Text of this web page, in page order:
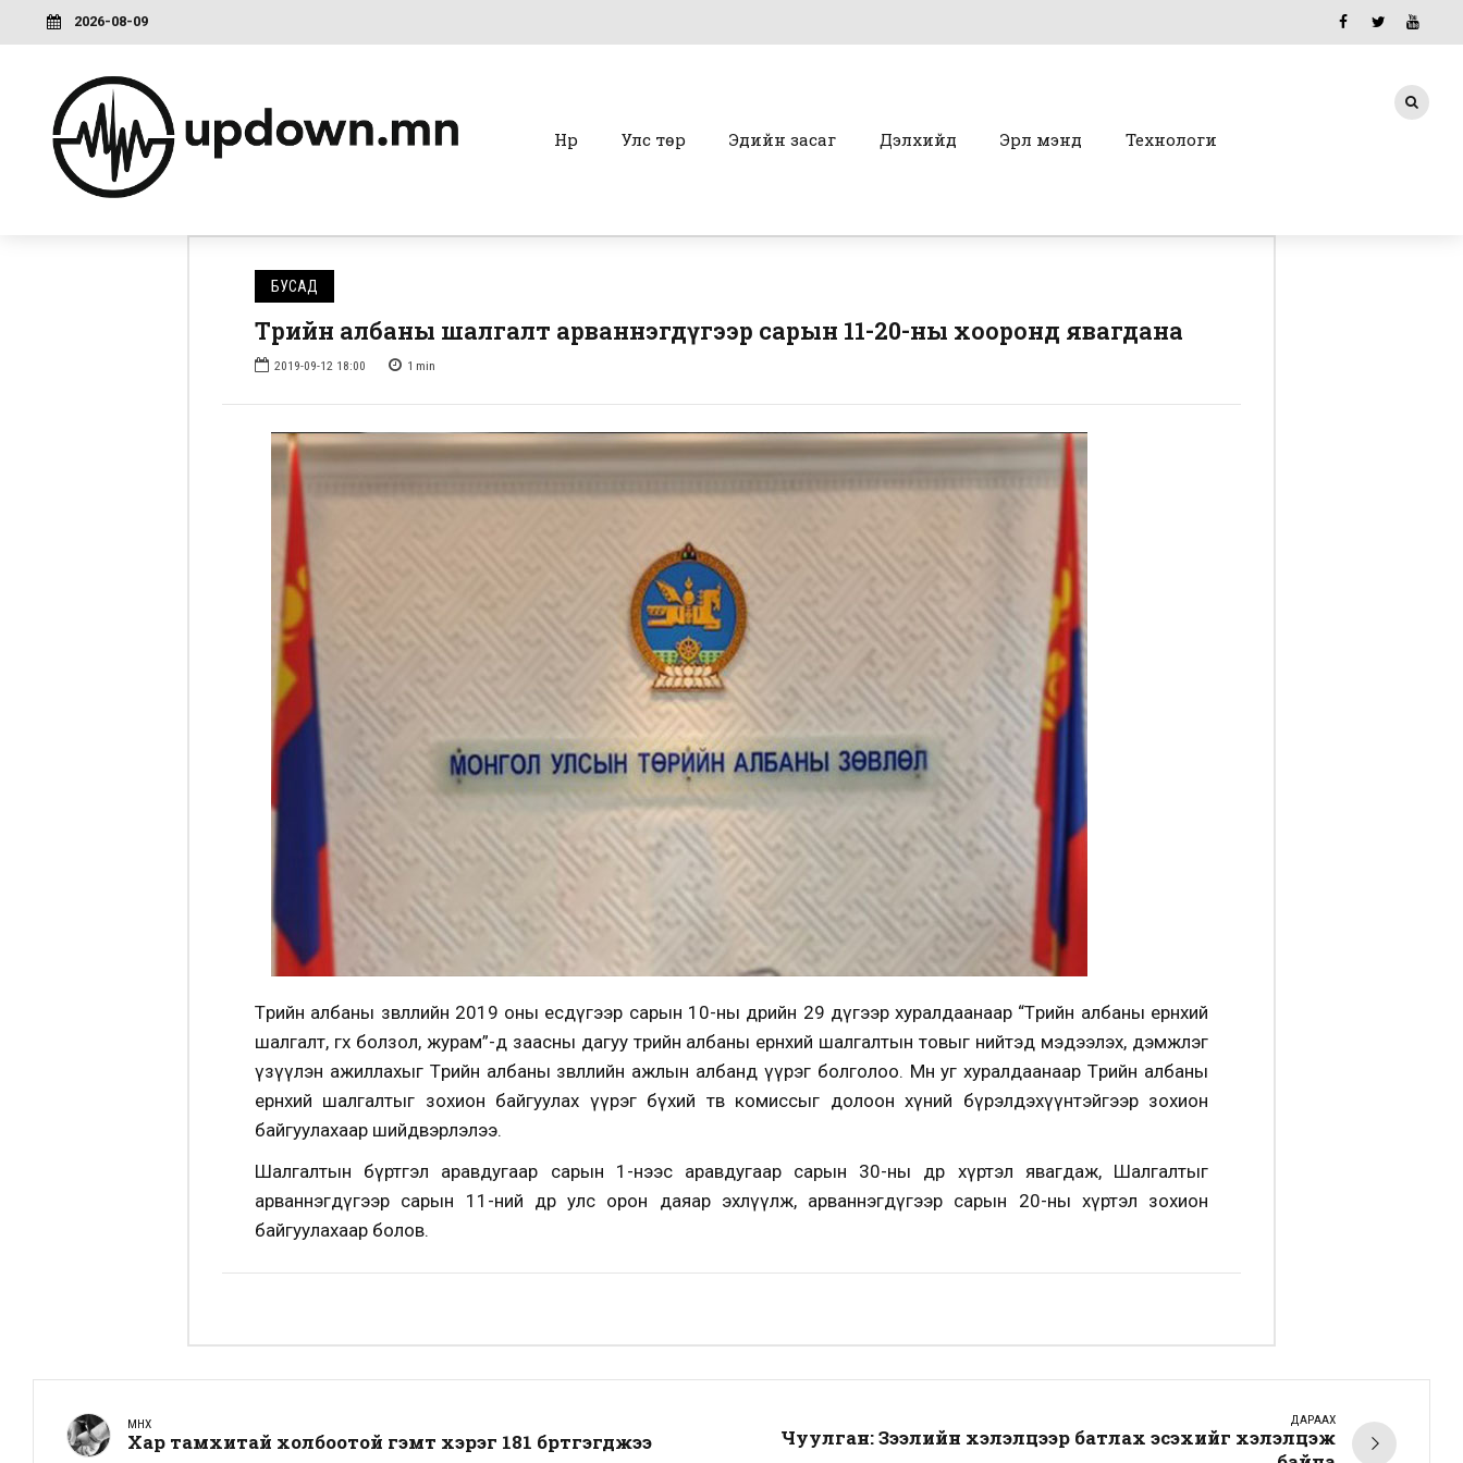
2026-08-09
Нүүр Улс төр Эдийн засаг Дэлхийд Эрүүл мэнд Технологи
БУСАД
Төрийн албаны шалгалт арваннэгдүгээр сарын 11-20-ны хооронд явагдана
2019-09-12 18:00 1 min
Төрийн албаны зөвлөлийн 2019 оны есдүгээр сарын 10-ны өдрийн 29 дүгээр хуралдаанаар “Төрийн албаны ерөнхий
шалгалт, өгөх болзол, журам”-д заасны дагуу төрийн албаны ерөнхий шалгалтын товыг нийтэд мэдээлэх, дэмжлэг
үзүүлэн ажиллахыг Төрийн албаны зөвлөлийн ажлын албанд үүрэг болголоо. Мөн уг хуралдаанаар Төрийн албаны
ерөнхий шалгалтыг зохион байгуулах үүрэг бүхий төв комиссыг долоон хүний бүрэлдэхүүнтэйгээр зохион
байгуулахаар шийдвэрлэлээ.
Шалгалтын бүртгэл аравдугаар сарын 1-нээс аравдугаар сарын 30-ны өдөр хүртэл явагдаж, Шалгалтыг
арваннэгдүгээр сарын 11-ний өдөр улс орон даяар эхлүүлж, арваннэгдүгээр сарын 20-ны хүртэл зохион
байгуулахаар болов.
ӨМНӨХ
Хар тамхитай холбоотой гэмт хэрэг 181 бүртгэгджээ
ДАРААХ
Чуулган: Зээлийн хэлэлцээр батлах эсэхийг хэлэлцэж